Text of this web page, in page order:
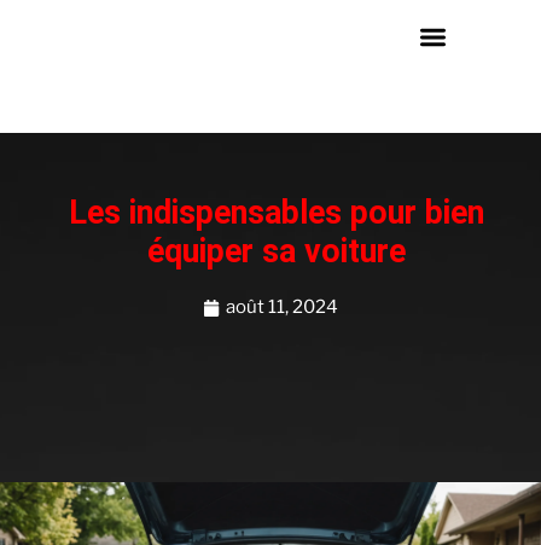
Les indispensables pour bien
équiper sa voiture
août 11, 2024